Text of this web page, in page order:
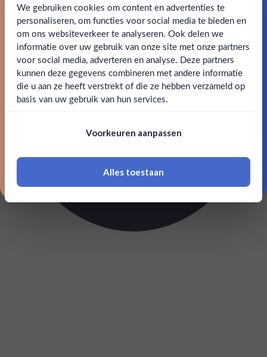
Ben jij 18 jaar of ouder?
Ja Nee
18 jaar of ouder zijn
We gebruiken cookies om content en advertenties te
personaliseren, om functies voor social media te bieden en
om ons websiteverkeer te analyseren. Ook delen we
informatie over uw gebruik van onze site met onze partners
voor social media, adverteren en analyse. Deze partners
kunnen deze gegevens combineren met andere informatie
die u aan ze heeft verstrekt of die ze hebben verzameld op
basis van uw gebruik van hun services.
Voorkeuren aanpassen
Alles toestaan
Schrijf je in en ontvang direct 5% korting op je eerste
bestelling.
Email
Claim mijn korting